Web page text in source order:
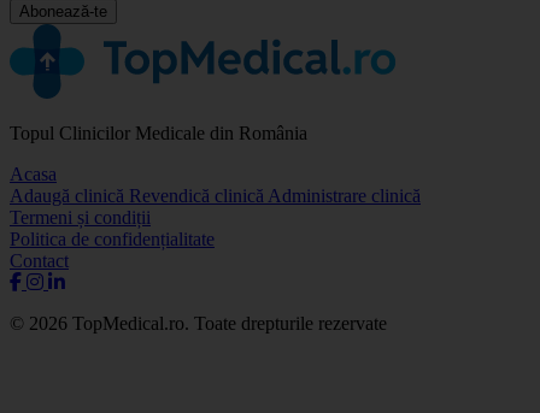
Abonează-te
Topul Clinicilor Medicale din România
Acasa
Adaugă clinică Revendică clinică Administrare clinică
Termeni și condiții
Politica de confidențialitate
Contact
© 2026 TopMedical.ro. Toate drepturile rezervate